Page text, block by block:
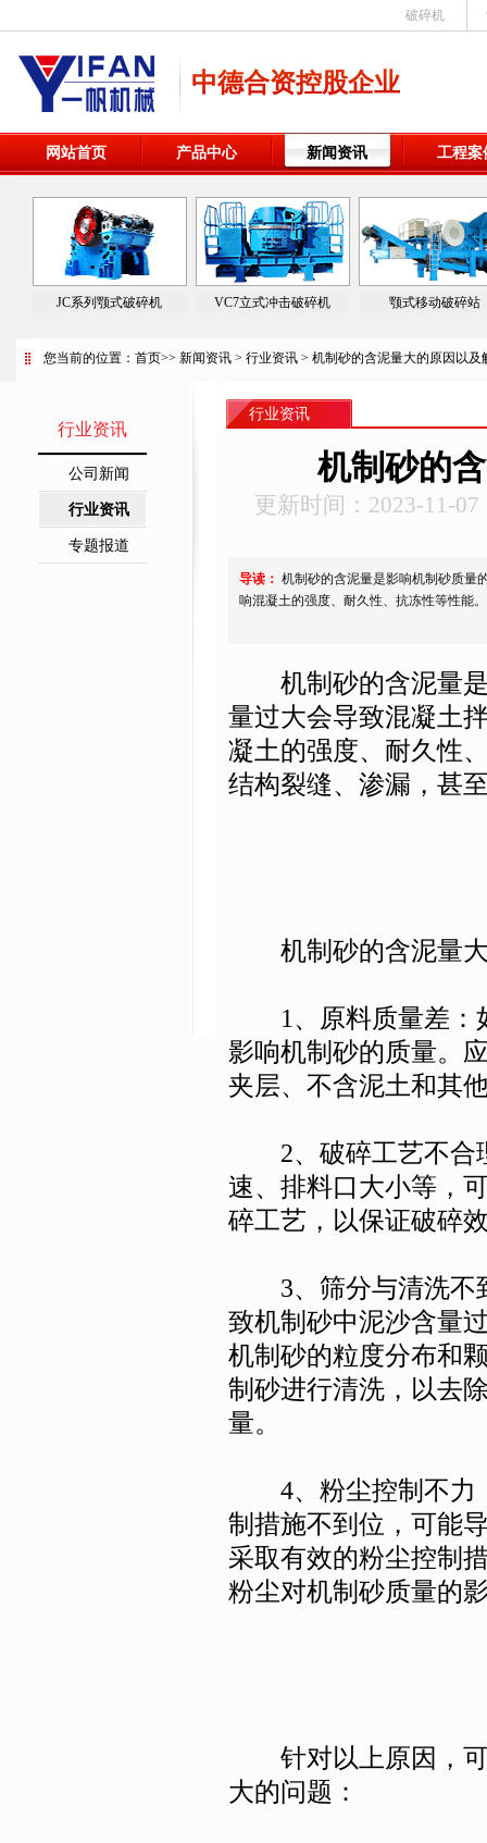
破碎机
中德合资控股企业
网站首页 产品中心 新闻资讯 工程案
JC系列颚式破碎机 VC7立式冲击破碎机 颚式移动破碎站
您当前的位置： 首页>> 新闻资讯 > 行业资讯 > 机制砂的含泥量大的原因以及
行业资讯
公司新闻
行业资讯
专题报道
行业资讯
机制砂的
更新时间：2023-11-07
导读： 机制砂的含泥量是影响机制砂质量
响混凝土的强度、耐久性、抗冻性等性能
机制砂的含泥量是
量过大会导致混凝土
凝土的强度、耐久性
结构裂缝、渗漏，甚
机制砂的含泥量大
1、原料质量差：
影响机制砂的质量。
夹层、不含泥土和其
2、破碎工艺不合
速、排料口大小等，
碎工艺，以保证破碎
3、筛分与清洗不
致机制砂中泥沙含量
机制砂的粒度分布和
制砂进行清洗，以去
量。
4、粉尘控制不力
制措施不到位，可能
采取有效的粉尘控制
粉尘对机制砂质量的
针对以上原因，可
大的问题：